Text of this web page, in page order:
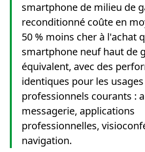
smartphone de milieu de
reconditionné coûte en
50 % moins cher à l'achat
smartphone neuf haut de
équivalent, avec des
identiques pour les usages
professionnels courants :
messagerie, applications
professionnelles,
navigation.